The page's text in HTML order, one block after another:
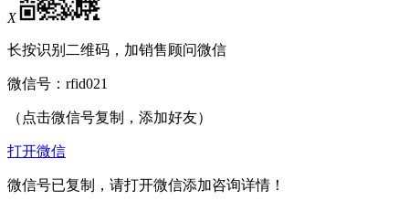
X
长按识别二维码，加销售顾问微信
微信号： rfid021
（点击微信号复制，添加好友）
打开微信
微信号已复制，请打开微信添加咨询详情！